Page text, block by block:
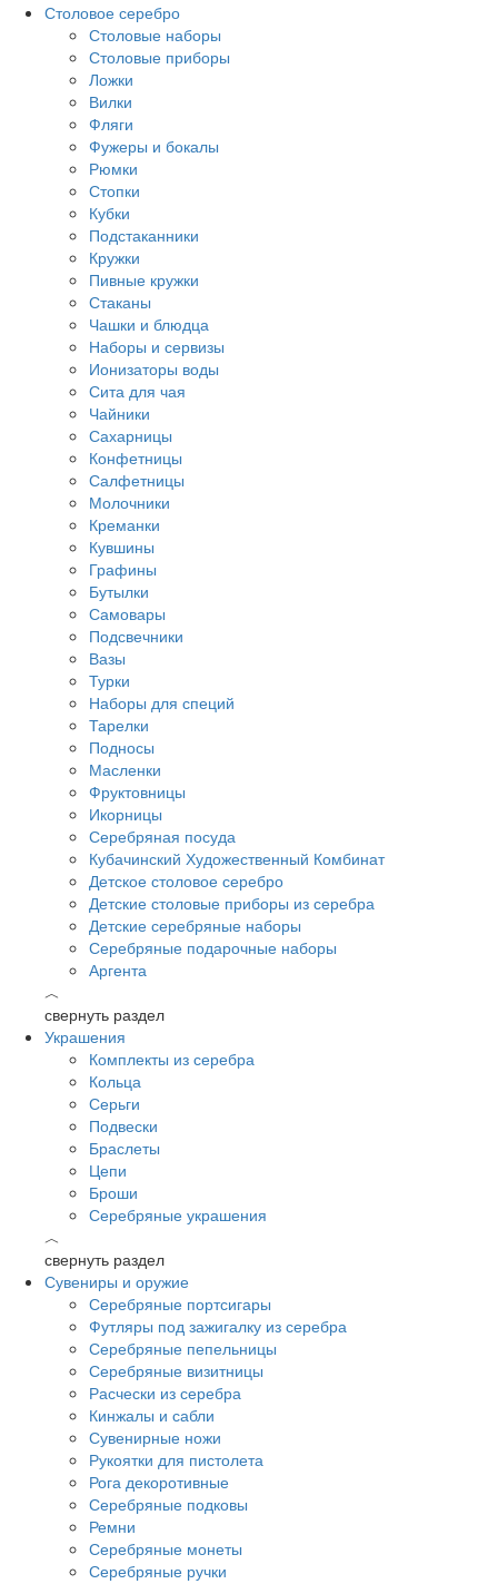
Столовое серебро
Столовые наборы
Столовые приборы
Ложки
Вилки
Фляги
Фужеры и бокалы
Рюмки
Стопки
Кубки
Подстаканники
Кружки
Пивные кружки
Стаканы
Чашки и блюдца
Наборы и сервизы
Ионизаторы воды
Сита для чая
Чайники
Сахарницы
Конфетницы
Салфетницы
Молочники
Креманки
Кувшины
Графины
Бутылки
Самовары
Подсвечники
Вазы
Турки
Наборы для специй
Тарелки
Подносы
Масленки
Фруктовницы
Икорницы
Серебряная посуда
Кубачинский Художественный Комбинат
Детское столовое серебро
Детские столовые приборы из серебра
Детские серебряные наборы
Серебряные подарочные наборы
Аргента
︿
свернуть раздел
Украшения
Комплекты из серебра
Кольца
Серьги
Подвески
Браслеты
Цепи
Броши
Серебряные украшения
︿
свернуть раздел
Сувениры и оружие
Серебряные портсигары
Футляры под зажигалку из серебра
Серебряные пепельницы
Серебряные визитницы
Расчески из серебра
Кинжалы и сабли
Сувенирные ножи
Рукоятки для пистолета
Рога декоротивные
Серебряные подковы
Ремни
Серебряные монеты
Серебряные ручки